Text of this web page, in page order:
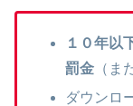
１０年以
罰金 （ま
ダウンロ